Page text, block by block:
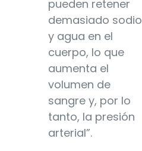
pueden retener
demasiado sodio
y agua en el
cuerpo, lo que
aumenta el
volumen de
sangre y, por lo
tanto, la presión
arterial”.